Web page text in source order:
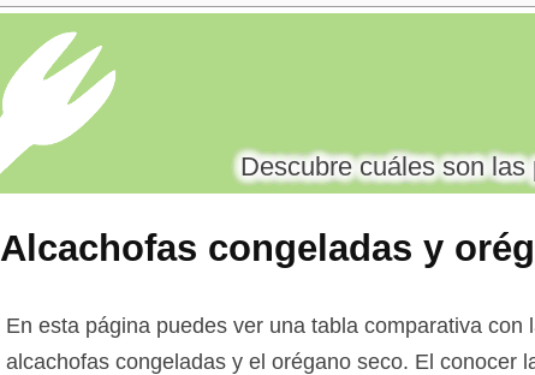
Alcachofas congeladas y
Descubre cuáles son
En esta página puedes ver una tabla comparativa
alcachofas congeladas y el orégano seco. El conocer